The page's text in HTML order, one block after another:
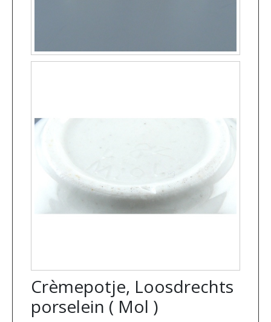
Crèmepotje, Loosdrechts
porselein ( Mol )